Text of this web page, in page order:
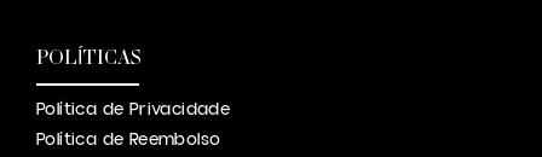
POLÍTICAS
Política de Privacidade
Política de Reembolso